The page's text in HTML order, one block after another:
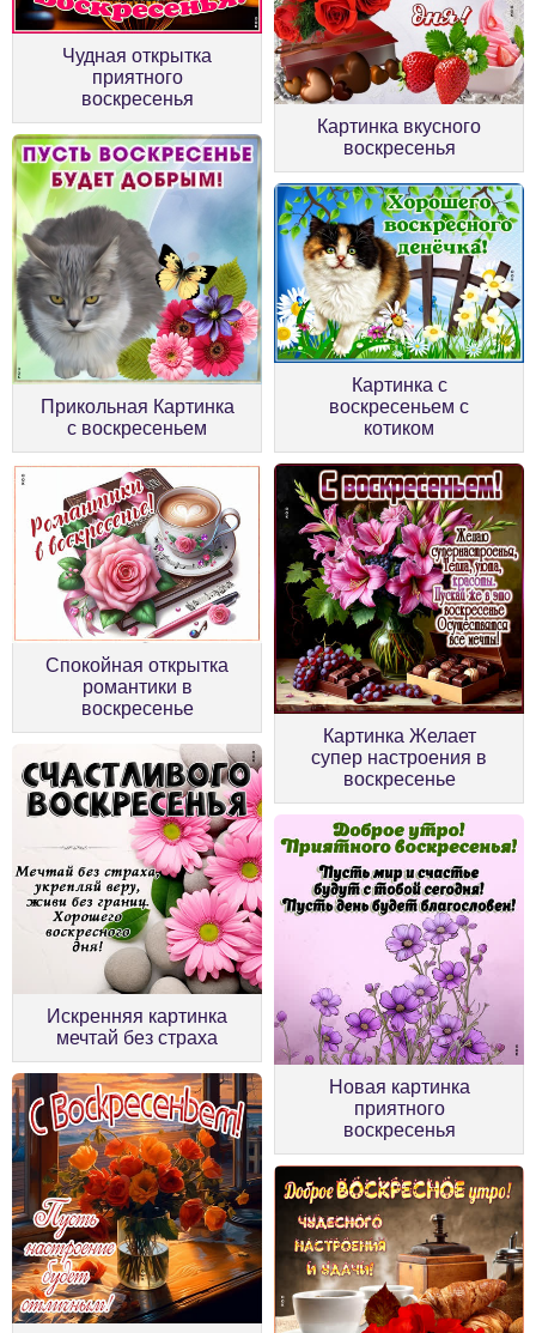
Чудная открытка
приятного
воскресенья
Картинка вкусного
воскресенья
Прикольная Картинка
с воскресеньем
Картинка с
воскресеньем с
котиком
Спокойная открытка
романтики в
воскресенье
Картинка Желает
супер настроения в
воскресенье
Искренняя картинка
мечтай без страха
Новая картинка
приятного
воскресенья